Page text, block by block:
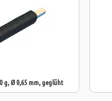
g, Ø 0,65 mm, geglüht